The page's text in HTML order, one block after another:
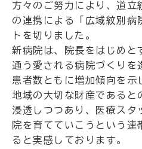
方々のご努力により、道立
の連携による「広域紋別病
トを切りました。
新病院は、院長をはじめと
通う愛される病院づくりを
患者数ともに増加傾向を示
地域の大切な財産であると
浸透しつつあり、医療スタ
院を育てていこうという連
ると実感しております。